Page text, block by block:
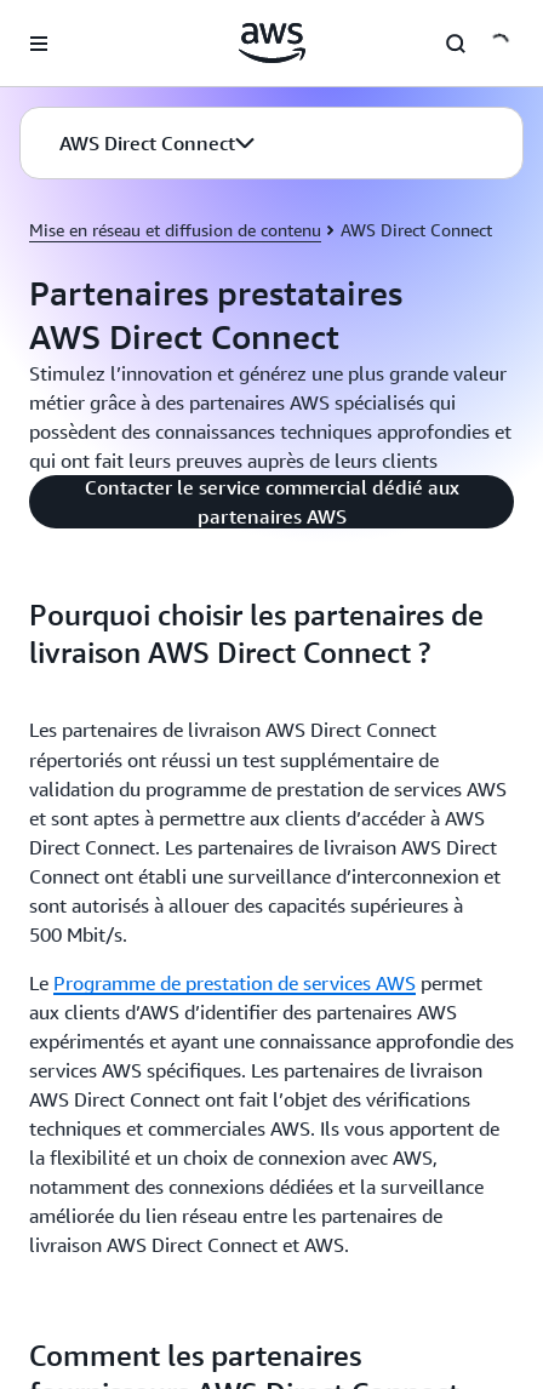
AWS Direct Connect
Mise en réseau et diffusion de contenu AWS Direct Connect
Partenaires prestataires
AWS Direct Connect
Stimulez l’innovation et générez une plus grande valeur
métier grâce à des partenaires AWS spécialisés qui
possèdent des connaissances techniques approfondies et
qui ont fait leurs preuves auprès de leurs clients
Contacter le service commercial dédié aux
partenaires AWS
Pourquoi choisir les partenaires de
livraison AWS Direct Connect ?
Les partenaires de livraison AWS Direct Connect
répertoriés ont réussi un test supplémentaire de
validation du programme de prestation de services AWS
et sont aptes à permettre aux clients d’accéder à AWS
Direct Connect. Les partenaires de livraison AWS Direct
Connect ont établi une surveillance d’interconnexion et
sont autorisés à allouer des capacités supérieures à
500 Mbit/s.
Le Programme de prestation de services AWS permet
aux clients d’AWS d’identifier des partenaires AWS
expérimentés et ayant une connaissance approfondie des
services AWS spécifiques. Les partenaires de livraison
AWS Direct Connect ont fait l’objet des vérifications
techniques et commerciales AWS. Ils vous apportent de
la flexibilité et un choix de connexion avec AWS,
notamment des connexions dédiées et la surveillance
améliorée du lien réseau entre les partenaires de
livraison AWS Direct Connect et AWS.
Comment les partenaires